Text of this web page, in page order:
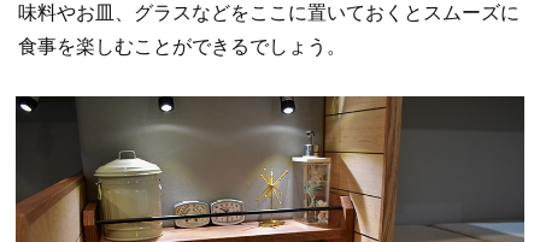
味料やお皿、グラスなどをここに置いておくとスムーズに
食事を楽しむことができるでしょう。